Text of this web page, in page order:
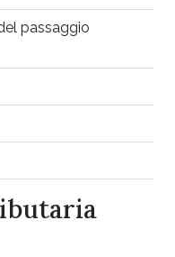
passaggio